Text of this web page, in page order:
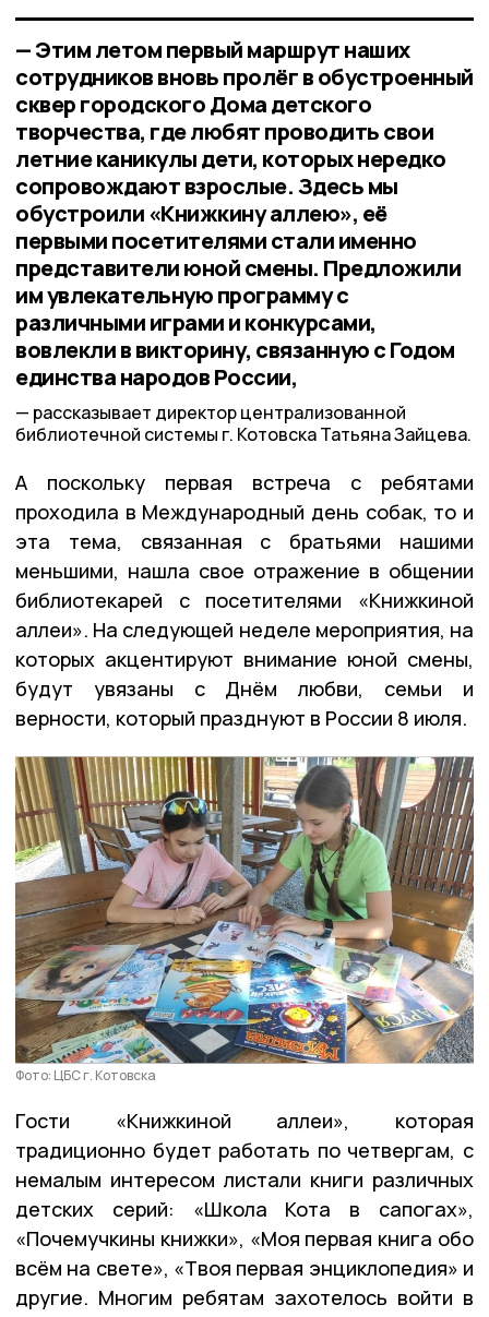
— Этим летом первый маршрут наших
сотрудников вновь пролёг в обустроенный
сквер городского Дома детского
творчества, где любят проводить свои
летние каникулы дети, которых нередко
сопровождают взрослые. Здесь мы
обустроили «Книжкину аллею», её
первыми посетителями стали именно
представители юной смены. Предложили
им увлекательную программу с
различными играми и конкурсами,
вовлекли в викторину, связанную с Годом
единства народов России,
рассказывает директор централизованной
библиотечной системы г. Котовска Татьяна Зайцева.
А поскольку первая встреча с ребятами
проходила в Международный день собак, то и
эта тема, связанная с братьями нашими
меньшими, нашла свое отражение в общении
библиотекарей с посетителями «Книжкиной
аллеи». На следующей неделе мероприятия, на
которых акцентируют внимание юной смены,
будут увязаны с Днём любви, семьи и
верности, который празднуют в России 8 июля.
Фото: ЦБС г. Котовска
Гости «Книжкиной аллеи», которая
традиционно будет работать по четвергам, с
немалым интересом листали книги различных
детских серий: «Школа Кота в сапогах»,
«Почемучкины книжки», «Моя первая книга обо
всём на свете», «Твоя первая энциклопедия» и
другие. Многим ребятам захотелось войти в